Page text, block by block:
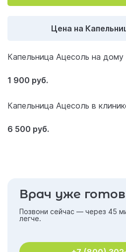
Цена на
Капельница Ацесоль на дому
1 900 руб.
Капельница Ацесоль в
6 500 руб.
Врач уже
Позвони сейчас — через 45
легче.